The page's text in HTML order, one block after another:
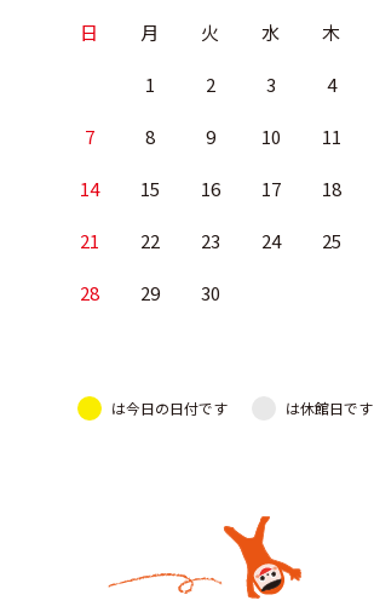
日 月 火 水 木
1 2 3 4
7 8 9 10 11
14 15 16 17 18
21 22 23 24 25
28 29 30
は今日の日付です は休館日です